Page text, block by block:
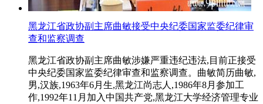
黑龙江省政协副主席曲敏接受中央纪委国家监委纪律审
查和监察调查
黑龙江省政协副主席曲敏涉嫌严重违纪违法,目前正接受
中央纪委国家监委纪律审查和监察调查。曲敏简历曲敏,
男,汉族,1963年6月生,黑龙江尚志人,1986年8月参加工
作,1992年11月加入中国共产党,黑龙江大学经济管理专业